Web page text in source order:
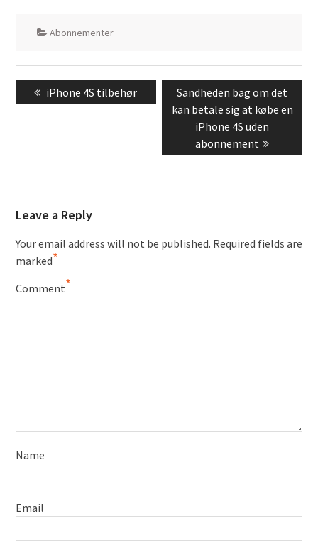
Abonnementer
Post
navigation
Previous
post:
iPhone 4S tilbehør
Next
post:
Sandheden bag om det
kan betale sig at købe en
iPhone 4S uden
abonnement
Leave a Reply
Your email address will not be published. Required fields are
marked*
Comment*
Name
Email